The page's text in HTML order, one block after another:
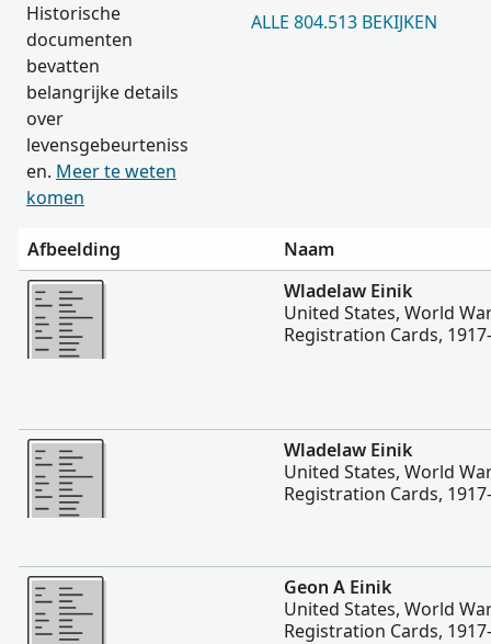
Historische
documenten
bevatten
belangrijke details
over
levensgebeurteniss
en. Meer te weten
komen
ALLE 804.513 BEKIJKEN
Afbeelding
Naam
Meer
Wladelaw Einik
United States, World
Registration Cards,
Meer
Wladelaw Einik
United States, World
Registration Cards,
Meer
Geon A Einik
United States, World
Registration Cards,